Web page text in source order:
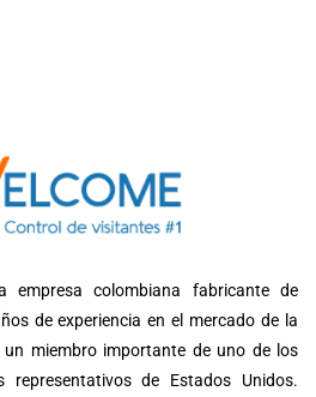
empresa colombiana fabricante de
de experiencia en el mercado de la
miembro importante de uno de los
representativos de Estados Unidos.